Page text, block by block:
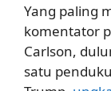
Yang paling
komentator
Carlson,
satu